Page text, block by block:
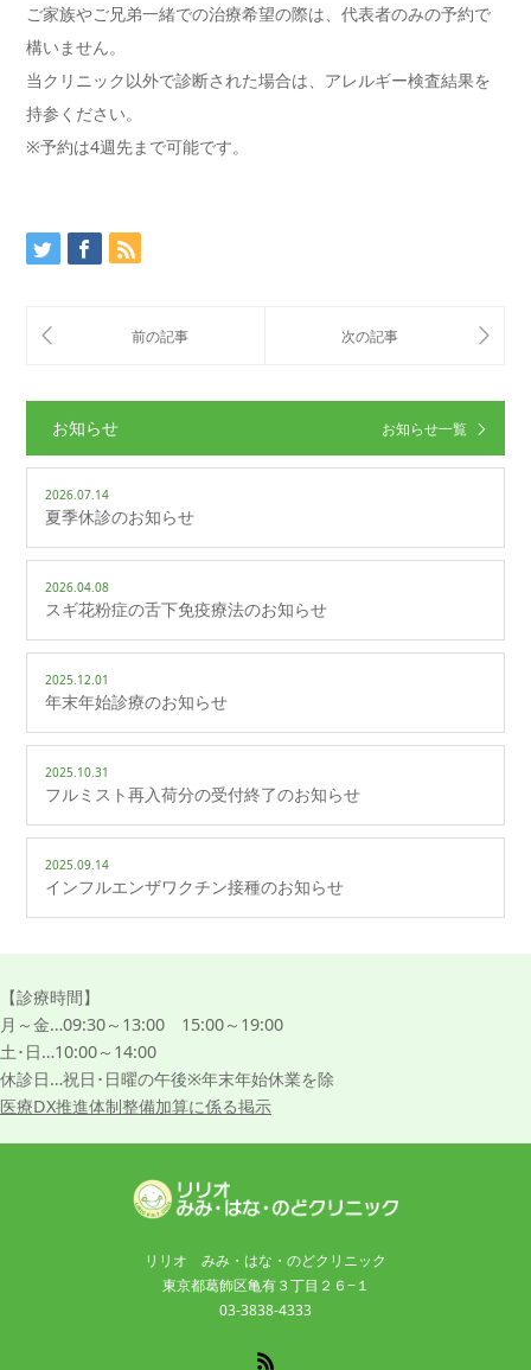
ご家族やご兄弟一緒での治療希望の際は、代表者のみの予約で
構いません。
当クリニック以外で診断された場合は、アレルギー検査結果を
持参ください。
※予約は4週先まで可能です。
お知らせ お知らせ一覧
2026.07.14
夏季休診のお知らせ
2026.04.08
スギ花粉症の舌下免疫療法のお知らせ
2025.12.01
年末年始診療のお知らせ
2025.10.31
フルミスト再入荷分の受付終了のお知らせ
2025.09.14
インフルエンザワクチン接種のお知らせ
【診療時間】
月～金…09:30～13:00 15:00～19:00
土･日…10:00～14:00
休診日…祝日･日曜の午後※年末年始休業を除
医療DX推進体制整備加算に係る掲示
リリオ みみ・はな・のどクリニック
東京都葛飾区亀有３丁目２６−１
03-3838-4333